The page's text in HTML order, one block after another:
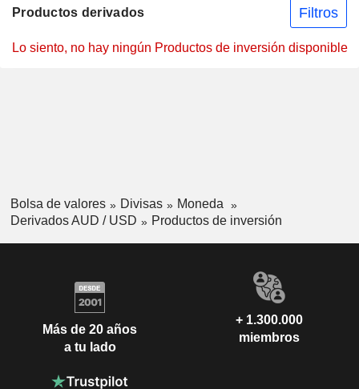
Productos derivados Filtros
Lo siento, no hay ningún Productos de inversión disponible
Bolsa de valores Divisas
Moneda
Derivados AUD / USD
Productos de inversión
Más de 20 años
a tu lado
+ 1.300.000
miembros